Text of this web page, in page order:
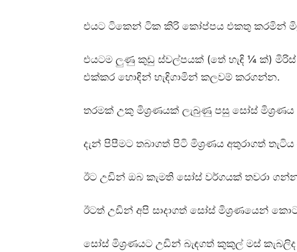
එයට ටිකෙන් ටික කිරි කෝප්පය එකතු කරමින්
එයටම ලුණු කුඩු ස්වල්පයක් (තේ හැඳි ¼ ක්)
එක්කර හොඳින් හැඳිගාමින් කලවම් කරගන්න.
තරමක් උකු මිශ්‍රණයක් ලැබුණු පසු සෝස්
දැන් පිපීමට තබාගත් පිටි මිශ්‍රණය අතුරාගත්
ඊට උඩින් ඔබ කැමති සෝස් වර්ගයක් තවරා
ඊටත් උඩින් අපි සාදාගත් සෝස් මිශ්‍රණයෙන්
සෝස් මිශ්‍රණයට උඩින් බැඳගත් කුකුල් මස්